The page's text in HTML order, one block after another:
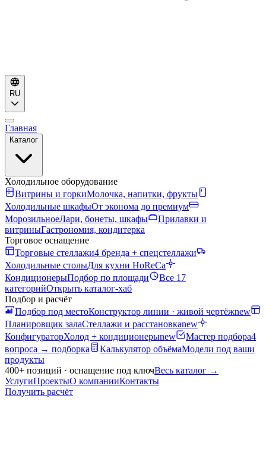
RU
Главная
Каталог
Холодильное оборудование
Витрины и горкиМолочка, напитки, фрукты
Холодильные шкафыОт эконома до премиум
МорозильноеЛари, бонеты, шкафы
Прилавки и
витриныГастрономия, кондитерка
Торговое оснащение
Торговые стеллажи4 бренда + спецстеллажи
Холодильные столыДля кухни HoReCa
КондиционерыПодбор по площади
Все 17
категорийОткрыть каталог-хаб
Подбор и расчёт
Подбор под местоКонструктор линии · живой чертёжnew
Планировщик залаСтеллажи и расстановкаnew
КонфигураторХолод + кондиционерыnew Мастер подбора4
вопроса → подборка
Калькулятор объёмаМодели под ваши
продукты
400+ позиций · оснащение под ключВесь каталог →
УслугиПроектыО компанииКонтакты
Получить расчёт